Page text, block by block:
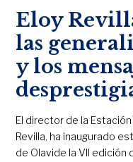
Eloy
las
y los
El director de la Estación
Revilla, ha inaugurado
de Olavide la VII edición